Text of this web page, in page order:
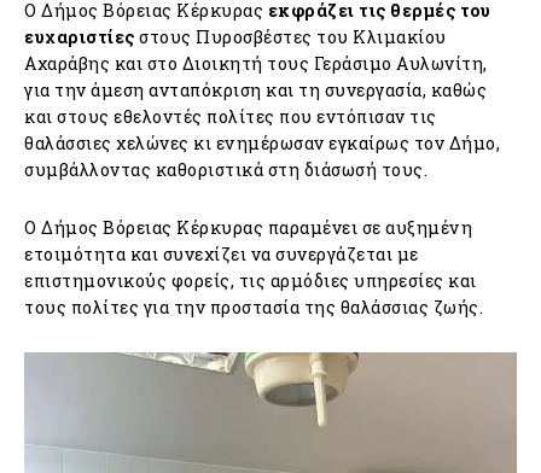
Ο Δήμος Βόρειας Κέρκυρας εκφράζει τις θερμές του
ευχαριστίες στους Πυροσβέστες του Κλιμακίου
Αχαράβης και στο Διοικητή τους Γεράσιμο Αυλωνίτη,
για την άμεση ανταπόκριση και τη συνεργασία, καθώς
και στους εθελοντές πολίτες που εντόπισαν τις
θαλάσσιες χελώνες κι ενημέρωσαν εγκαίρως τον Δήμο,
συμβάλλοντας καθοριστικά στη διάσωσή τους.
Ο Δήμος Βόρειας Κέρκυρας παραμένει σε αυξημένη
ετοιμότητα και συνεχίζει να συνεργάζεται με
επιστημονικούς φορείς, τις αρμόδιες υπηρεσίες και
τους πολίτες για την προστασία της θαλάσσιας ζωής.